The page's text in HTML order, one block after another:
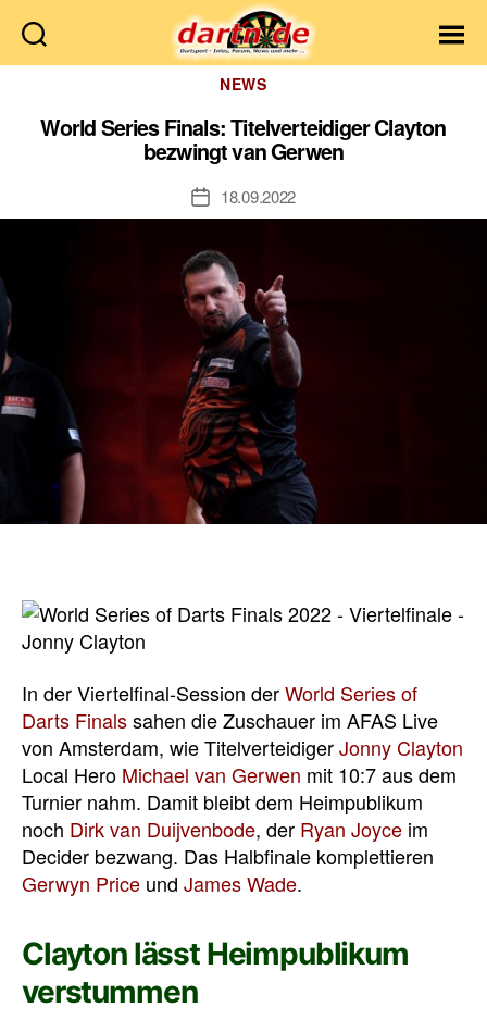
Dartn.de
Kategorien
NEWS
World Series Finals: Titelverteidiger Clayton
bezwingt van Gerwen
Veröffentlichungsdatum
18.09.2022
In der Viertelfinal-Session derWorld Series of
Darts Finalssahen die Zuschauer im AFAS Live
von Amsterdam, wie TitelverteidigerJonny Clayton
Local Hero Michael van Gerwen mit 10:7 aus dem
Turnier nahm. Damit bleibt dem Heimpublikum
noch Dirk van Duijvenbode, der Ryan Joyce im
Decider bezwang. Das Halbfinale komplettieren
Gerwyn Price und James Wade.
Clayton lässt Heimpublikum
verstummen